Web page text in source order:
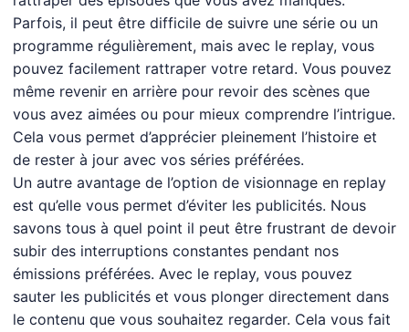
Parfois, il peut être difficile de suivre une série ou un
programme régulièrement, mais avec le replay, vous
pouvez facilement rattraper votre retard. Vous pouvez
même revenir en arrière pour revoir des scènes que
vous avez aimées ou pour mieux comprendre l’intrigue.
Cela vous permet d’apprécier pleinement l’histoire et
de rester à jour avec vos séries préférées.
Un autre avantage de l’option de visionnage en replay
est qu’elle vous permet d’éviter les publicités. Nous
savons tous à quel point il peut être frustrant de devoir
subir des interruptions constantes pendant nos
émissions préférées. Avec le replay, vous pouvez
sauter les publicités et vous plonger directement dans
le contenu que vous souhaitez regarder. Cela vous fait